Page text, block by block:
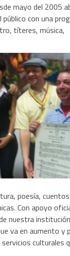
mayo del 2005
con una
títeres, música,
poesía,
Con apoyo
nuestra
va en aumento y
culturales